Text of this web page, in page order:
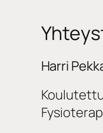
Harri